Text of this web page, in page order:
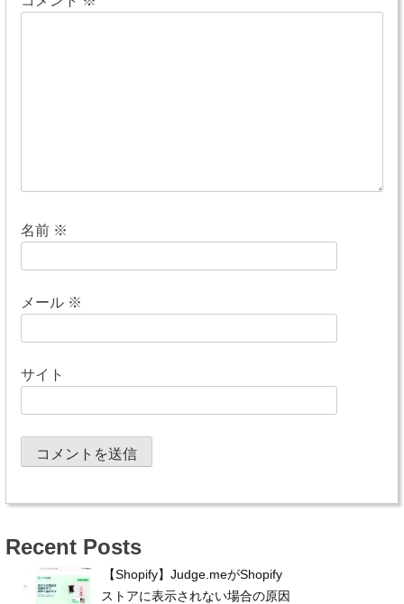
名前 ※
メール ※
サイト
Recent Posts
【Shopify】Judge.meがShopify
ストアに表示されない場合の原因